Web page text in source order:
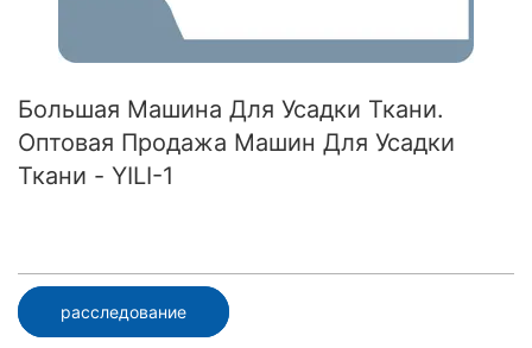
Большая Машина Для Усадки Ткани.
Оптовая Продажа Машин Для Усадки
Ткани - YILI-1
расследование